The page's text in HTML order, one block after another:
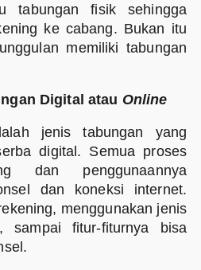
tabungan fisik sehingga
ke cabang. Bukan itu
memiliki tabungan
Digital atau Online
jenis tabungan yang
digital. Semua proses
dan penggunaannya
dan koneksi internet.
menggunakan jenis
sampai fitur-fiturnya bisa